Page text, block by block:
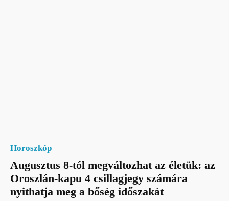
Horoszkóp
Augusztus 8-tól megváltozhat az életük: az
Oroszlán-kapu 4 csillagjegy számára
nyithatja meg a bőség időszakát